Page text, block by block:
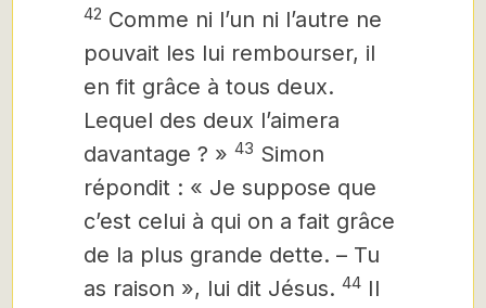
42 Comme ni l’un ni l’autre ne
pouvait les lui rembourser, il
en fit grâce à tous deux.
Lequel des deux l’aimera
davantage ? » 43 Simon
répondit : « Je suppose que
c’est celui à qui on a fait grâce
de la plus grande dette. – Tu
as raison », lui dit Jésus. 44 Il